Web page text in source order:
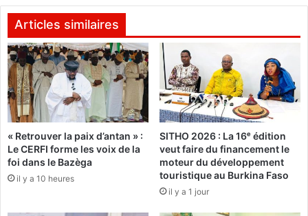
e
p
o
l
i
c
e
s
a
u
t
x
0
1
8
:
L
a
l
u
t
t
e
Articles similaires
« Retrouver la paix d’antan » :
Le CERFI forme les voix de la
foi dans le Bazèga
il y a 10 heures
SITHO 2026 : La 16ᵉ édition
veut faire du financement le
moteur du développement
touristique au Burkina Faso
il y a 1 jour